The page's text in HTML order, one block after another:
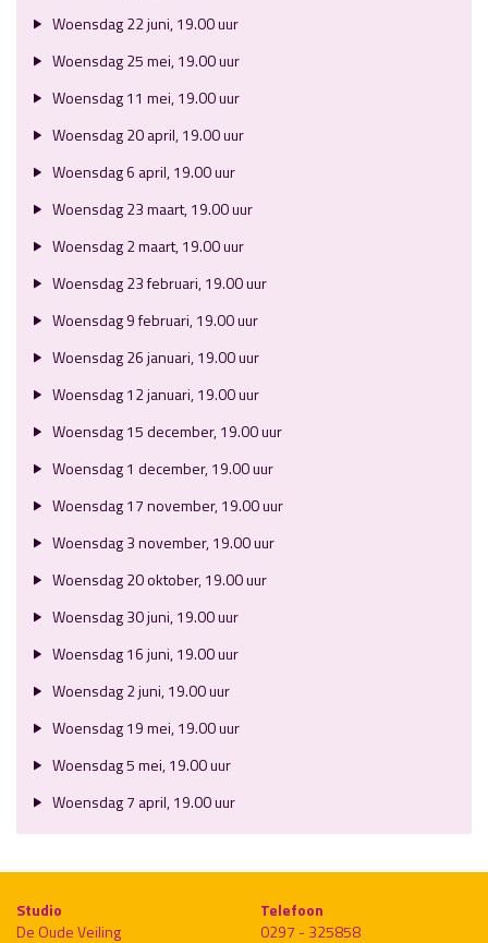
Woensdag 22 juni, 19.00 uur
Woensdag 25 mei, 19.00 uur
Woensdag 11 mei, 19.00 uur
Woensdag 20 april, 19.00 uur
Woensdag 6 april, 19.00 uur
Woensdag 23 maart, 19.00 uur
Woensdag 2 maart, 19.00 uur
Woensdag 23 februari, 19.00 uur
Woensdag 9 februari, 19.00 uur
Woensdag 26 januari, 19.00 uur
Woensdag 12 januari, 19.00 uur
Woensdag 15 december, 19.00 uur
Woensdag 1 december, 19.00 uur
Woensdag 17 november, 19.00 uur
Woensdag 3 november, 19.00 uur
Woensdag 20 oktober, 19.00 uur
Woensdag 30 juni, 19.00 uur
Woensdag 16 juni, 19.00 uur
Woensdag 2 juni, 19.00 uur
Woensdag 19 mei, 19.00 uur
Woensdag 5 mei, 19.00 uur
Woensdag 7 april, 19.00 uur
Studio
De Oude Veiling
Telefoon
0297 - 325858